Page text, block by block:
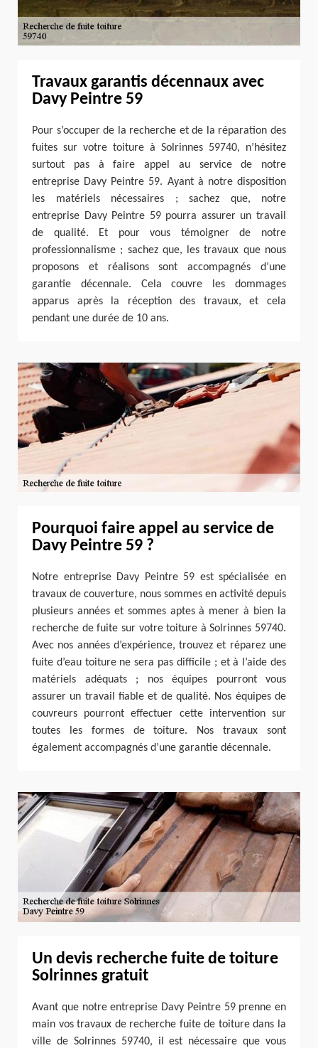
Travaux garantis décennaux avec
Davy Peintre 59
Pour s’occuper de la recherche et de la réparation des
fuites sur votre toiture à Solrinnes 59740, n’hésitez
surtout pas à faire appel au service de notre
entreprise Davy Peintre 59. Ayant à notre disposition
les matériels nécessaires ; sachez que, notre
entreprise Davy Peintre 59 pourra assurer un travail
de qualité. Et pour vous témoigner de notre
professionnalisme ; sachez que, les travaux que nous
proposons et réalisons sont accompagnés d’une
garantie décennale. Cela couvre les dommages
apparus après la réception des travaux, et cela
pendant une durée de 10 ans.
Pourquoi faire appel au service de
Davy Peintre 59 ?
Notre entreprise Davy Peintre 59 est spécialisée en
travaux de couverture, nous sommes en activité depuis
plusieurs années et sommes aptes à mener à bien la
recherche de fuite sur votre toiture à Solrinnes 59740.
Avec nos années d’expérience, trouvez et réparez une
fuite d’eau toiture ne sera pas difficile ; et à l’aide des
matériels adéquats ; nos équipes pourront vous
assurer un travail fiable et de qualité. Nos équipes de
couvreurs pourront effectuer cette intervention sur
toutes les formes de toiture. Nos travaux sont
également accompagnés d’une garantie décennale.
Un devis recherche fuite de toiture
Solrinnes gratuit
Avant que notre entreprise Davy Peintre 59 prenne en
main vos travaux de recherche fuite de toiture dans la
ville de Solrinnes 59740, il est nécessaire que vous